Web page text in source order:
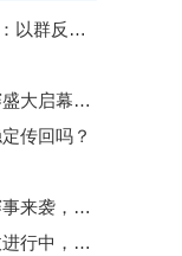
深度拆解｜“国产Lattice OS”——天枢OS：以群反群，构建中国自主低空反无人机蜂群作战体系
第十届全国青少年无人机大赛天津总决赛盛大启幕，高巨创新五大核心赛项赋能科创舞台
传回吗？
王牌飞手大比武｜翼飞鸿天无人机技能赛事来袭，现金大奖等你来拿
邀你同行！沃飞长空博士后校企联合招收进行中，共筑低空人才高地